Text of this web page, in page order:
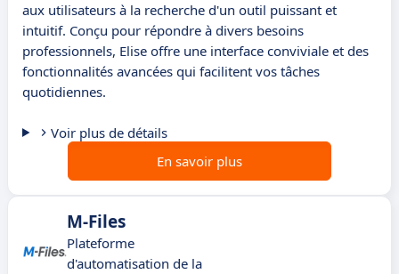
aux utilisateurs à la recherche d'un outil puissant et
intuitif. Conçu pour répondre à divers besoins
professionnels, Elise offre une interface conviviale et des
fonctionnalités avancées qui facilitent vos tâches
quotidiennes.
Voir plus de détails
En savoir plus
M-Files
Plateforme
d'automatisation de la